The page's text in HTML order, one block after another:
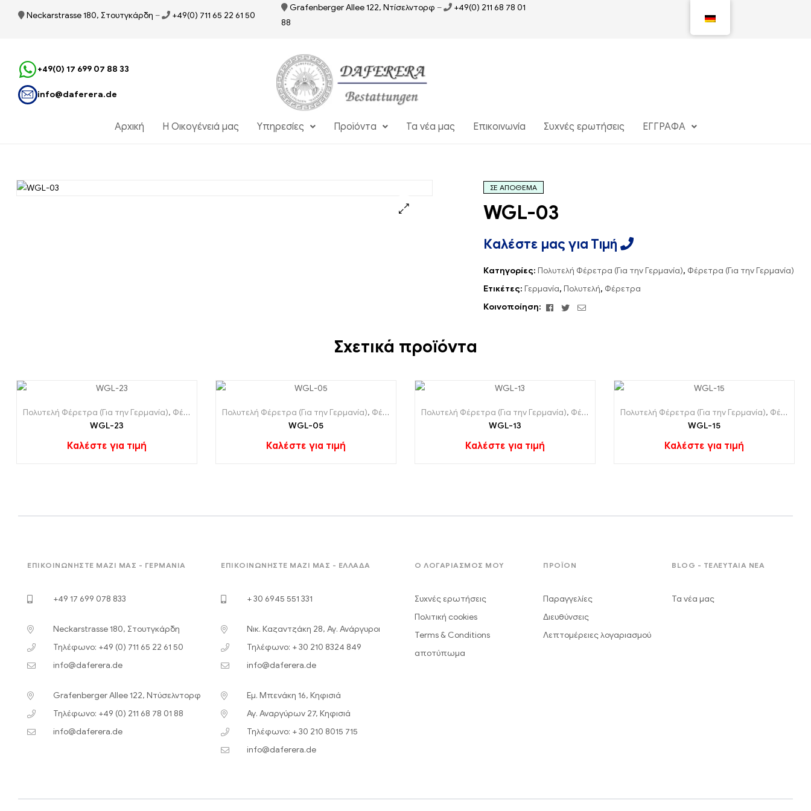
Neckarstrasse 180, Στουτγκάρδη – +49(0) 711 65 22 61 50
Grafenberger Allee 122, Ντίσελντορφ –
+49(0) 211 68 78 01
88
+49(0) 17 699 07 88 33
info@daferera.de
Αρχική Η Οικογένειά μας Υπηρεσίες Προϊόντα Τα νέα μας Επικοινωνία Συχνές ερωτήσεις ΕΓΓΡΑΦΑ
ΣΕ ΑΠΌΘΕΜΑ
WGL-03
Καλέστε μας για Τιμή
Κατηγορίες: Πολυτελή Φέρετρα (Για την Γερμανία), Φέρετρα (Για την Γερμανία)
Ετικέτες: Γερμανία, Πολυτελή, Φέρετρα
Κοινοποίηση:
FacebookΚελάδημα
ΗΛΕΚΤΡΟΝΙΚΗ
Σχετικά προϊόντα
Πολυτελή Φέρετρα (Για την Γερμανία), Φέρετρα (Για την Γερμανία)
WGL-23
Καλέστε για τιμή
Πολυτελή Φέρετρα (Για την Γερμανία), Φέρετρα (Για την Γερμανία)
WGL-05
Καλέστε για τιμή
Πολυτελή Φέρετρα (Για την Γερμανία), Φέρετρα (Για την Γερμανία)
WGL-13
Καλέστε για τιμή
Πολυτελή Φέρετρα (Για την Γερμανία), Φέρετρα (Για την Γερμανία)
WGL-15
Καλέστε για τιμή
ΕΠΙΚΟΙΝΩΝΉΣΤΕ ΜΑΖΊ ΜΑΣ - ΓΕΡΜΑΝΊΑ
+49 17 699 078 833
Neckarstrasse 180, Στουτγκάρδη
Τηλέφωνο: +49 (0) 711 65 22 61 50
info@daferera.de
Grafenberger Allee 122, Ντύσελντορφ
Τηλέφωνο: +49 (0) 211 68 78 01 88
info@daferera.de
ΕΠΙΚΟΙΝΩΝΉΣΤΕ ΜΑΖΊ ΜΑΣ - ΕΛΛΆΔΑ
+ 30 6945 551 331
Νικ. Καζαντζάκη 28, Αγ. Ανάργυροι
Τηλέφωνο: + 30 210 8324 849
info@daferera.de
Εμ. Μπενάκη 16, Κηφισιά
Αγ. Αναργύρων 27, Κηφισιά
Τηλέφωνο: + 30 210 8015 715
info@daferera.de
Ο ΛΟΓΑΡΙΑΣΜΟΣ ΜΟΥ
Συχνές ερωτήσεις
Πολιτική cookies
Terms & Conditions
αποτύπωμα
ΠΡΟΪΟΝ
Παραγγελίες
Διευθύνσεις
Λεπτομέρειες λογαριασμού
BLOG - ΤΕΛΕΥΤΑΙΑ ΝΕΑ
Τα νέα μας